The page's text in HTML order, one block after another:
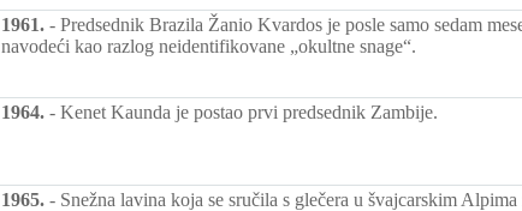
1961. - Predsednik Brazila Žanio Kvardos je posle samo sedam
navodeći kao razlog neidentifikovane „okultne snage“.
1964. - Kenet Kaunda je postao prvi predsednik Zambije.
1965. - Snežna lavina koja se sručila s glečera u švajcarskim